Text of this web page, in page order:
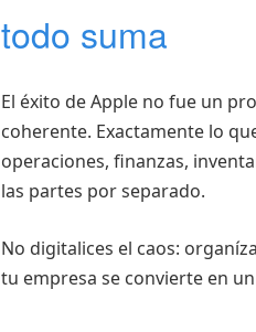
todo suma
El éxito de Apple no fue un
coherente. Exactamente lo
operaciones, finanzas,
las partes por separado.
No digitalices el caos:
tu empresa se convierte en